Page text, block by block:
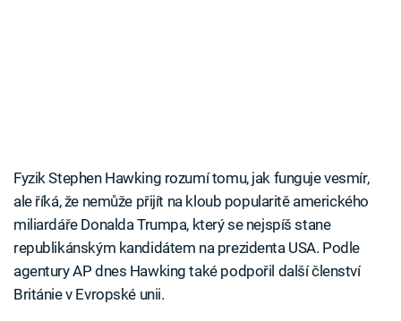
Fyzik Stephen Hawking rozumí tomu, jak funguje vesmír,
ale říká, že nemůže přijít na kloub popularitě amerického
miliardáře Donalda Trumpa, který se nejspíš stane
republikánským kandidátem na prezidenta USA. Podle
agentury AP dnes Hawking také podpořil další členství
Británie v Evropské unii.